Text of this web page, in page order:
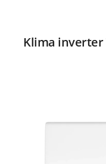
Klima inverter